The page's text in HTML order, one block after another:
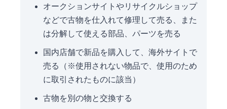
オークションサイトやリサイクルショップ
などで古物を仕入れて修理して売る、また
は分解して使える部品、パーツを売る
国内店舗で新品を購入して、海外サイトで
売る（※使用されない物品で、使用のため
に取引されたものに該当）
古物を別の物と交換する